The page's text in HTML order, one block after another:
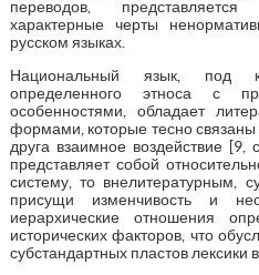
переводов,
характерные черты
русском языках.
Национальный язык, под
определенного этноса с
особенностями, обладает
формами, которые тесно связаны
друга взаимное воздействие [9,
представляет собой
систему, то внелитературным,
присущи изменчивость и
иерархические отношения
исторических факторов, что
субстандартных пластов лексики